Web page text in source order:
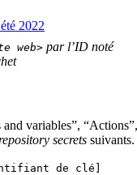
2022
web> par l’ID noté
variables”, “Actions”,
secrets suivants.
de clé]